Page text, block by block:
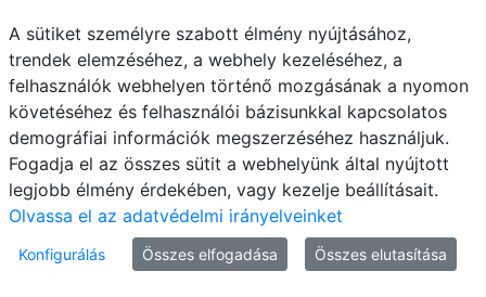
Agrártudományi szekció
Szekció zsűri:
Elnök:Prof.Dr. Kazinczi Gabriellaegyetemi tanár
MATE Georgikon Campus, Növényvédelmi Intézet
Növényvédelmi Tanszék
A sütiket személyre szabott élmény nyújtásához,
trendek elemzéséhez, a webhely kezeléséhez, a
felhasználók webhelyen történő mozgásának a nyomon
követéséhez és felhasználói bázisunkkal kapcsolatos
demográfiai információk megszerzéséhez használjuk.
Fogadja el az összes sütit a webhelyünk által nyújtott
legjobb élmény érdekében, vagy kezelje beállításait.
Olvassa el az adatvédelmi irányelveinket
Konfigurálás Összes elfogadása Összes elutasítása